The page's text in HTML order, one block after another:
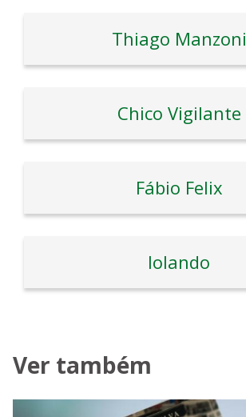
Thiago Manzoni
Chico Vigilante
Fábio Felix
Iolando
Ver também